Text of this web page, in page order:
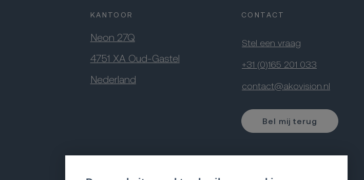
KANTOOR
Neon 27Q
4751 XA Oud-Gastel
Nederland
CONTACT
Stel een vraag
+31 (0)165 201 033
contact@akovision.nl
Bel mij terug